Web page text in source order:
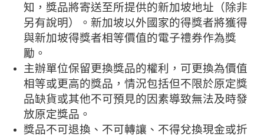
知，獎品將寄送至所提供的新加坡地址（除非
另有說明）。新加坡以外國家的得獎者將獲得
與新加坡得獎者相等價值的電子禮券作為獎
勵。
主辦單位保留更換獎品的權利，可更換為價值
相等或更高的獎品，情況包括但不限於原定獎
品缺貨或其他不可預見的因素導致無法及時發
放原定獎品。
獎品不可退換、不可轉讓、不得兌換現金或折